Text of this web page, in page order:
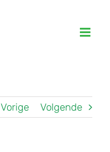
Vorige Volgende